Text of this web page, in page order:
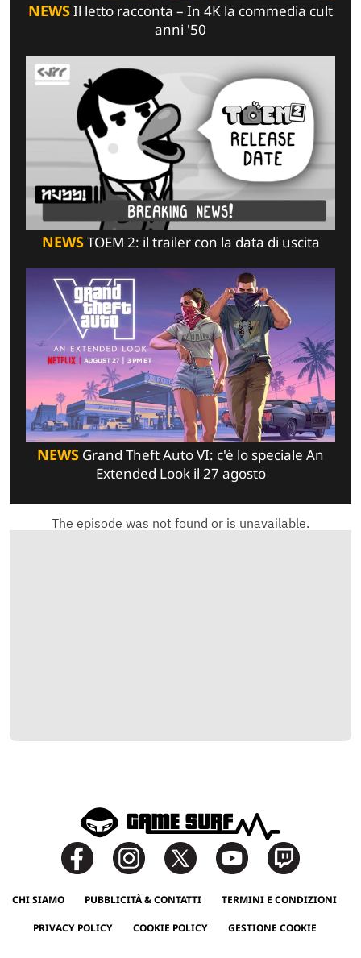
NEWSIl letto racconta – In 4K la commedia cult
anni '50
NEWSTOEM 2: il trailer con la data di uscita
NEWS Grand Theft Auto VI: c'è lo speciale An
Extended Look il 27 agosto
CHI SIAMO PUBBLICITÀ & CONTATTI TERMINI E CONDIZIONI
PRIVACY POLICY COOKIE POLICY GESTIONE COOKIE